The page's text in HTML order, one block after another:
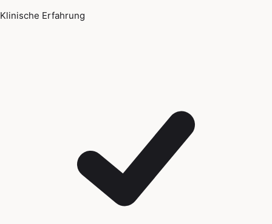
Klinische Erfahrung